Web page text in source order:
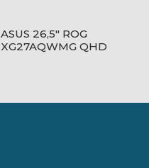
ASUS 26,5" ROG
XG27AQWMG QHD